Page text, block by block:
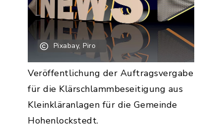
Pixabay, Piro
Veröffentlichung der Auftragsvergabe
für die Klärschlammbeseitigung aus
Kleinkläranlagen für die Gemeinde
Hohenlockstedt.